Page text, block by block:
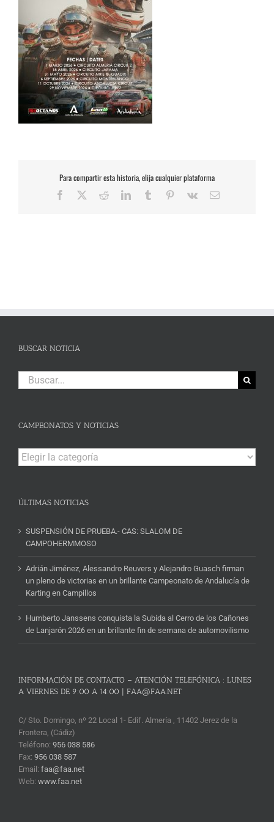
Para compartir esta historia, elija cualquier plataforma
Facebook RedditLinkedInTumblr Pinterest
Vk
Correo
BUSCAR NOTICIA
Buscar:
CAMPEONATOS Y NOTICIAS
Campeonatos
y
ÚLTIMAS NOTICIAS
SUSPENSIÓN DE PRUEBA.- CAS: SLALOM DE
CAMPOHERMMOSO
Adrián Jiménez, Alessandro Reuvers y Alejandro Guasch firman
un pleno de victorias en un brillante Campeonato de Andalucía de
Karting en Campillos
Humberto Janssens conquista la Subida al Cerro de los Cañones
de Lanjarón 2026 en un brillante fin de semana de automovilismo
INFORMACIÓN DE CONTACTO – ATENCIÓN TELEFÓNICA : LUNES
A VIERNES DE 9:00 A 14:00 | FAA@FAA.NET
C/ Sto. Domingo, nº 22 Local 1- Edif. Almería , 11402 Jerez de la
Frontera, (Cádiz)
Teléfono: 956 038 586
Fax: 956 038 587
Email: faa@faa.net
Web: www.faa.net